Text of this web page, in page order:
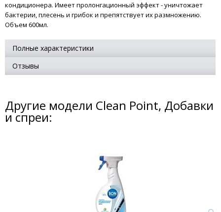
кондиционера. Имеет пролонгационный эффект - уничтожает
бактерии, плесень и грибок и препятствует их размножению.
Объем 600мл.
Полные характеристики
Отзывы
Другие модели Clean Point, Добавки
и спреи: